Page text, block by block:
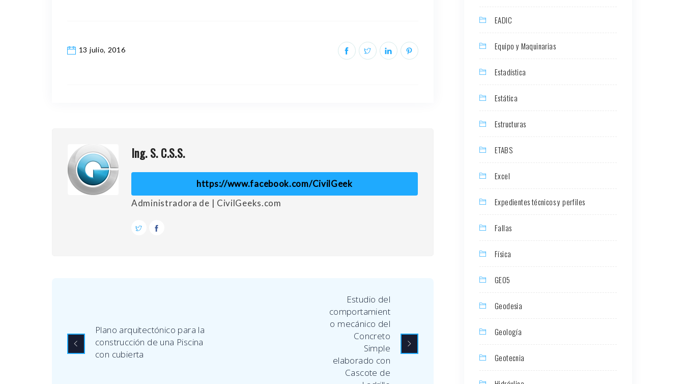
13 julio, 2016
Ing. S. C.S.S.
https://www.facebook.com/CivilGeek
Administradora de | CivilGeeks.com
Plano arquitectónico para la
construcción de una Piscina
con cubierta
Estudio del
comportamient
o mecánico del
Concreto
Simple
elaborado con
Cascote de
EADIC
Equipo y Maquinarias
Estadística
Estática
Estructuras
ETABS
Excel
Expedientes técnicos y perfiles
Fallas
Física
GEO5
Geodesia
Geología
Geotecnia